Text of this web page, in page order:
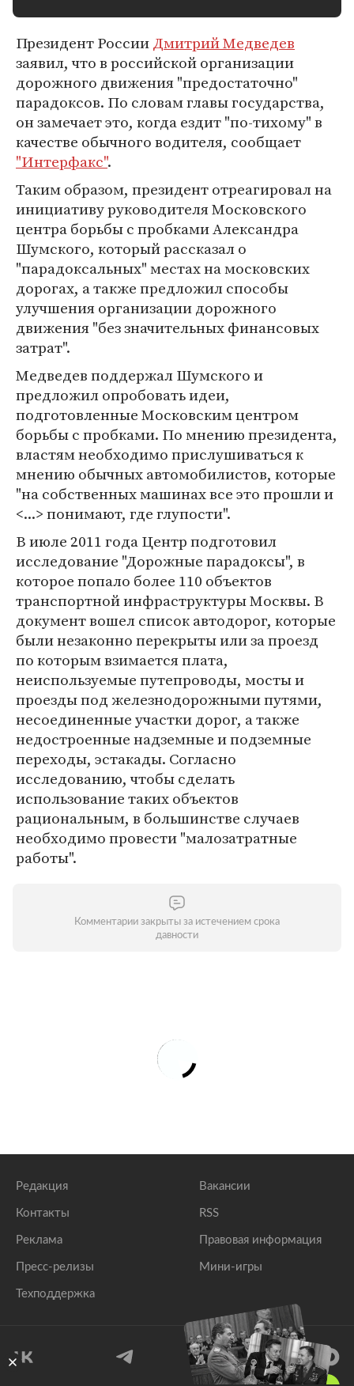
Президент РоссииДмитрий Медведев
заявил, что в российской организации
дорожного движения "предостаточно"
парадоксов. По словам главы государства,
он замечает это, когда ездит "по-тихому" в
качестве обычного водителя, сообщает
"Интерфакс".
Таким образом, президент отреагировал на
инициативу руководителя Московского
центра борьбы с пробками Александра
Шумского, который рассказал о
"парадоксальных" местах на московских
дорогах, а также предложил способы
улучшения организации дорожного
движения "без значительных финансовых
затрат".
Медведев поддержал Шумского и
предложил опробовать идеи,
подготовленные Московским центром
борьбы с пробками. По мнению президента,
властям необходимо прислушиваться к
мнению обычных автомобилистов, которые
"на собственных машинах все это прошли и
<...> понимают, где глупости".
В июле 2011 года Центр подготовил
исследование "Дорожные парадоксы", в
которое попало более 110 объектов
транспортной инфраструктуры Москвы. В
документ вошел список автодорог, которые
были незаконно перекрыты или за проезд
по которым взимается плата,
неиспользуемые путепроводы, мосты и
проезды под железнодорожными путями,
несоединенные участки дорог, а также
недостроенные надземные и подземные
переходы, эстакады. Согласно
исследованию, чтобы сделать
использование таких объектов
рациональным, в большинстве случаев
необходимо провести "малозатратные
работы".
Комментарии закрыты за истечением срока
давности
Редакция
Контакты
Реклама
Пресс-релизы
Техподдержка
Вакансии
RSS
Правовая информация
Мини-игры